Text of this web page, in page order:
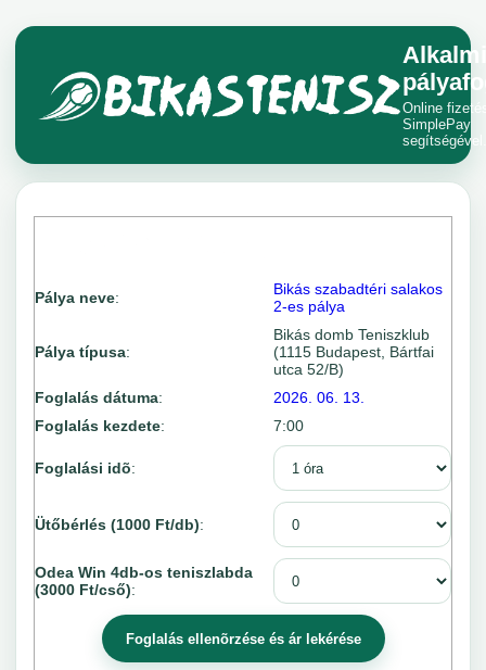
Alkalmi
Online
SimplePay
segítségével.
Pálya neve:
Bikás szabadtéri salakos
2-es pálya
Pálya típusa:
Bikás domb Teniszklub
(1115 Budapest, Bártfai
utca 52/B)
Foglalás dátuma:
2026. 06. 13.
Foglalás kezdete: 7:00
Foglalási idõ:
Ütőbérlés (1000 Ft/db):
Odea Win 4db-os teniszlabda
(3000 Ft/cső):